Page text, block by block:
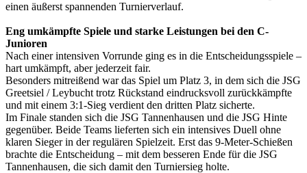
einen äußerst spannenden Turnierverlauf.
Eng umkämpfte Spiele und starke Leistungen bei den C-
Junioren
Nach einer intensiven Vorrunde ging es in die Entscheidungsspiele –
hart umkämpft, aber jederzeit fair.
Besonders mitreißend war das Spiel um Platz 3, in dem sich die JSG
Greetsiel / Leybucht trotz Rückstand eindrucksvoll zurückkämpfte
und mit einem 3:1‑Sieg verdient den dritten Platz sicherte.
Im Finale standen sich die JSG Tannenhausen und die JSG Hinte
gegenüber. Beide Teams lieferten sich ein intensives Duell ohne
klaren Sieger in der regulären Spielzeit. Erst das 9‑Meter‑Schießen
brachte die Entscheidung – mit dem besseren Ende für die JSG
Tannenhausen, die sich damit den Turniersieg holte.